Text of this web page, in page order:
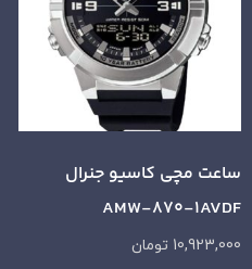
ساعت مچی کاسیو جنرال
AMW-870-1AVDF
10,923,000 تومان